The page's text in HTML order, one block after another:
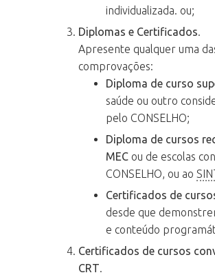
individualizada. ou;
Diplomas e Certificados.
Apresente qualquer uma
comprovações:
Diploma de curso
saúde ou outro
pelo CONSELHO;
Diploma de cursos
MEC ou de escolas
CONSELHO, ou ao
Certificados de
desde que
e conteúdo
Certificados de cursos
CRT.